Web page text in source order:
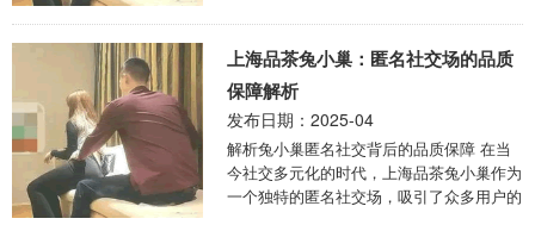
的好去处。 ...
上海品茶兔小巢：匿名社交场的品质
保障解析
发布日期：2025-04
解析兔小巢匿名社交背后的品质保障 在当
今社交多元化的时代，上海品茶兔小巢作为
一个独特的匿名社交场，吸引了众多用户的